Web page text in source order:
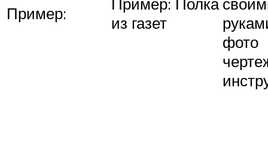
Пример:
из газет
фото